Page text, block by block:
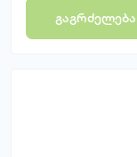
გაგრძელება